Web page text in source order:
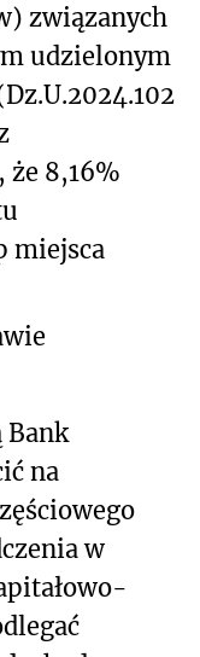
związanych
udzielonym
8,16%
miejsca
Bank
na
w